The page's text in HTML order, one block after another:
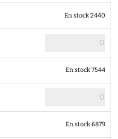
En stock 2440
En stock 7544
En stock 6879